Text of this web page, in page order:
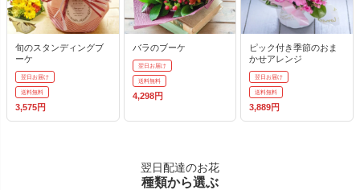
旬のスタンディングブ
ーケ
翌日お届け
送料無料
3,575円
バラのブーケ
翌日お届け
送料無料
4,298円
ピック付き季節のおま
かせアレンジ
翌日お届け
送料無料
3,889円
翌日配達のお花
種類から選ぶ